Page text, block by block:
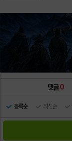
댓글0
등록순 최신순